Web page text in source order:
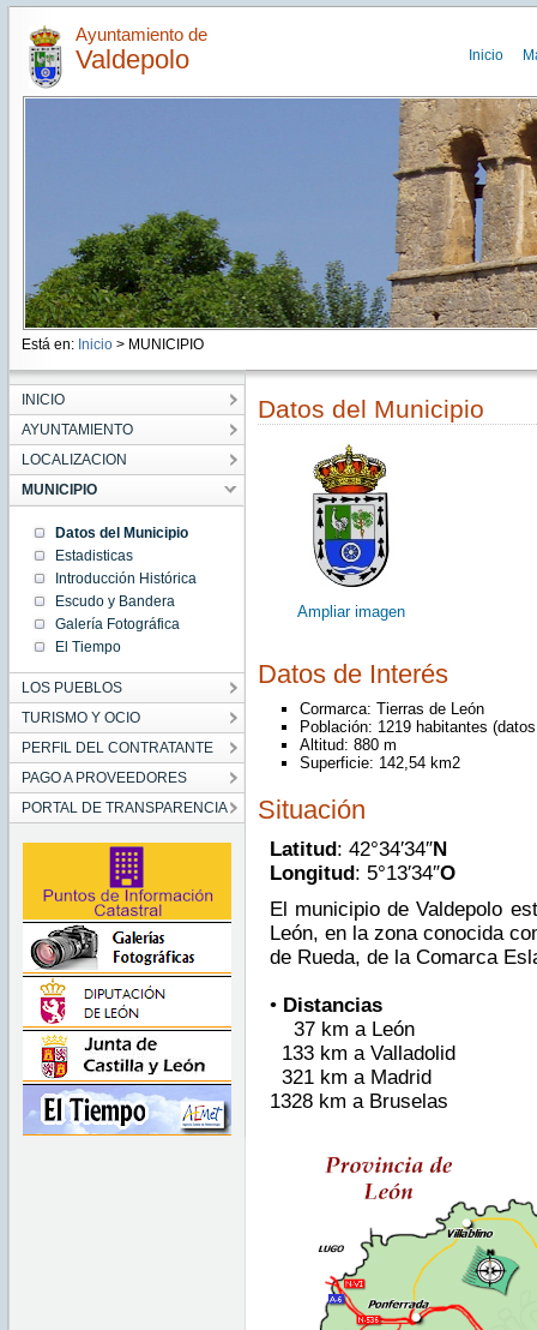
Ayuntamiento de
Valdepolo Inicio
Está en: Inicio > MUNICIPIO
INICIO
AYUNTAMIENTO
LOCALIZACION
MUNICIPIO
Datos del Municipio
Estadisticas
Introducción Histórica
Escudo y Bandera
Galería Fotográfica
El Tiempo
LOS PUEBLOS
TURISMO Y OCIO
PERFIL DEL CONTRATANTE
PAGO A PROVEEDORES
PORTAL DE TRANSPARENCIA
Datos del Municipio
Ampliar imagen
Datos de Interés
Cormarca: Tierras de León
Población: 1219 habitantes
Altitud: 880 m
Superficie: 142,54 km2
Situación
Latitud: 42°34′34″N
Longitud: 5°13′34″O
El municipio de Valdepolo
León, en la zona conocida
de Rueda, de la Comarca
•Distancias
37 km a León
133 km a Valladolid
321 km a Madrid
1328 km a Bruselas